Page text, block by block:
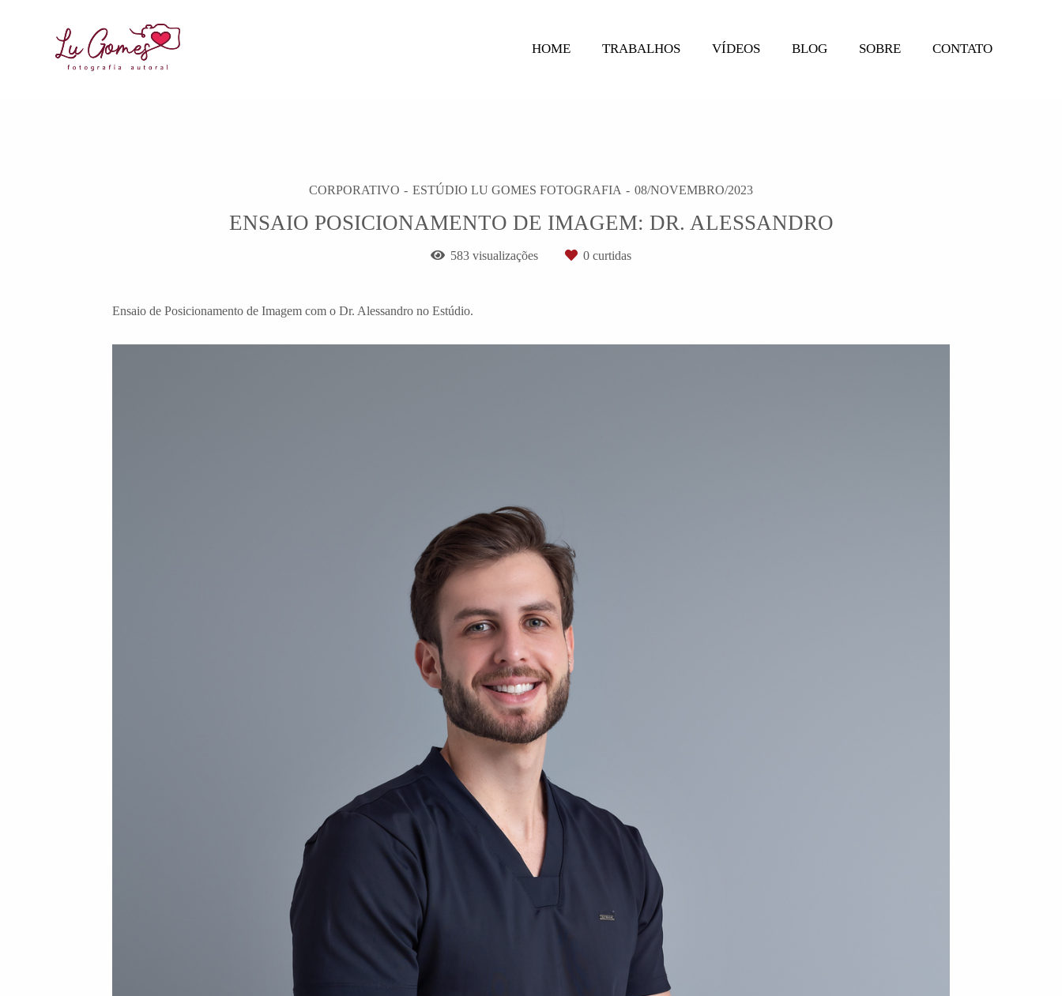
HOME TRABALHOS VÍDEOS BLOG SOBRE CONTATO
CORPORATIVO ESTÚDIO LU GOMES FOTOGRAFIA 08/NOVEMBRO/2023
ENSAIO POSICIONAMENTO DE IMAGEM: DR. ALESSANDRO
583 visualizações 0 curtidas
Ensaio de Posicionamento de Imagem com o Dr. Alessandro no Estúdio.